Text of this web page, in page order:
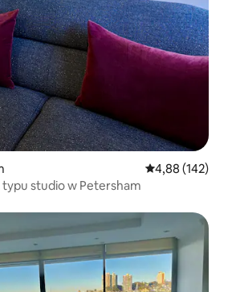
Średnia
4,88 (142)
studio w Petersham
Wybór gości